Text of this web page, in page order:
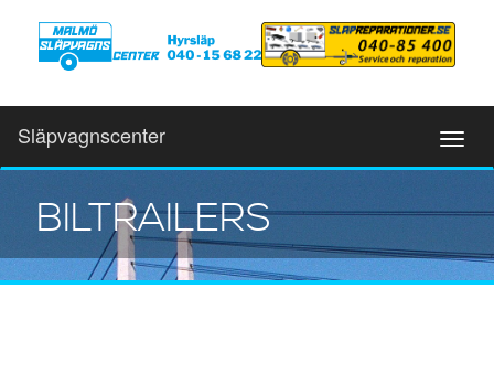
Släpvagnscenter
BILTRAILERS